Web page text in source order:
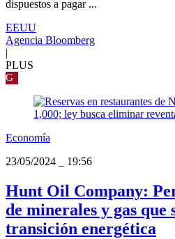
dispuestos a pagar ...
EEUU
Agencia Bloomberg
|
PLUS
G
Economía
23/05/2024
19:56
Hunt Oil Company:
de minerales y gas que
transición energética